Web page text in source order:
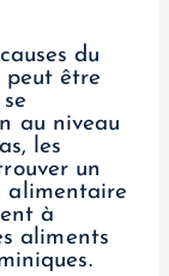
du
peut être
se
au niveau
les
un
alimentaire
à
aliments